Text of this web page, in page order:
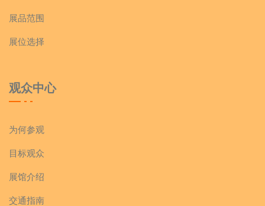
展品范围
展位选择
观众中心
为何参观
目标观众
展馆介绍
交通指南